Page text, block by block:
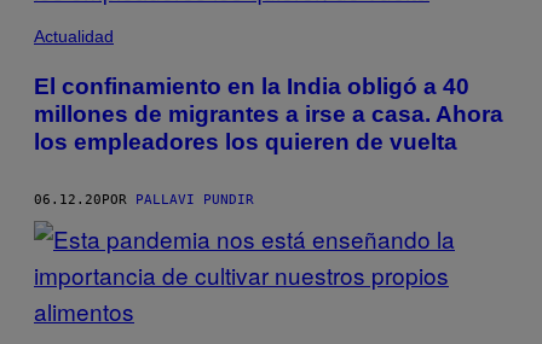
Actualidad
El confinamiento en la India obligó a 40
millones de migrantes a irse a casa. Ahora
los empleadores los quieren de vuelta
06.12.20POR PALLAVI PUNDIR